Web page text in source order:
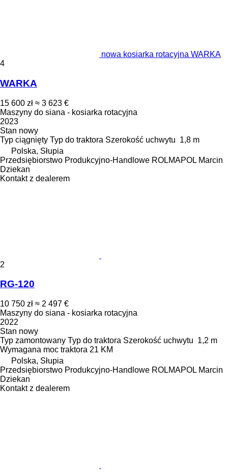
nowa kosiarka rotacyjna WARKA
4
WARKA
15 600 zł ≈ 3 623 €
Maszyny do siana - kosiarka rotacyjna
2023
Stan nowy
Typ ciągnięty Typ do traktora Szerokość uchwytu 1,8 m
Polska, Słupia
Przedsiębiorstwo Produkcyjno-Handlowe ROLMAPOL Marcin
Dziekan
Kontakt z dealerem
2
RG-120
10 750 zł ≈ 2 497 €
Maszyny do siana - kosiarka rotacyjna
2022
Stan nowy
Typ zamontowany Typ do traktora Szerokość uchwytu 1,2 m
Wymagana moc traktora 21 KM
Polska, Słupia
Przedsiębiorstwo Produkcyjno-Handlowe ROLMAPOL Marcin
Dziekan
Kontakt z dealerem